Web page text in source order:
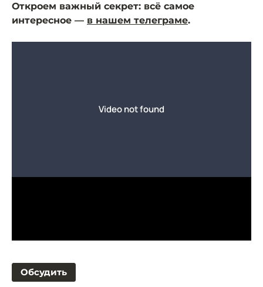
Откроем важный секрет: всё самое
интересное — в нашем телеграме.
Обсудить